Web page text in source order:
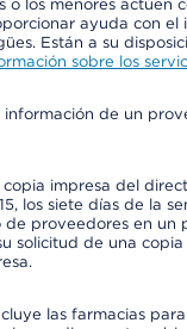
los menores actúen
ayuda con el
Están a su
sobre los
de un
impresa del
los siete días de la
proveedores en un
solicitud de una
las farmacias